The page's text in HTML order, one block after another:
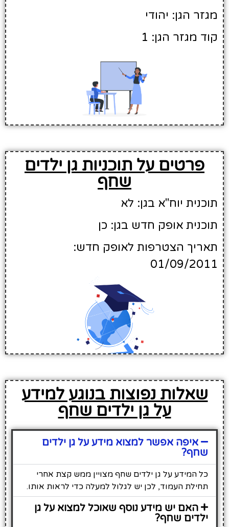
מגזר הגן: יהודי
קוד מגזר הגן: 1
פרטים על תוכניות גן ילדים
שחף
תוכנית יוח"א בגן: לא
תוכנית אופק חדש בגן: כן
תאריך הצטרפות לאופק חדש:
01/09/2011
שאלות נפוצות בנוגע למידע
על גן ילדים שחף
איפה אפשר למצוא מידע על גן ילדים
שחף?
כל המידע על גן ילדים שחף מצויין ממש קצת אחרי
תחילת העמוד, לכן יש לגלול למעלה כדי לראות אותו.
האם יש מידע נוסף שאוכל למצוא על גן
ילדים שחף?